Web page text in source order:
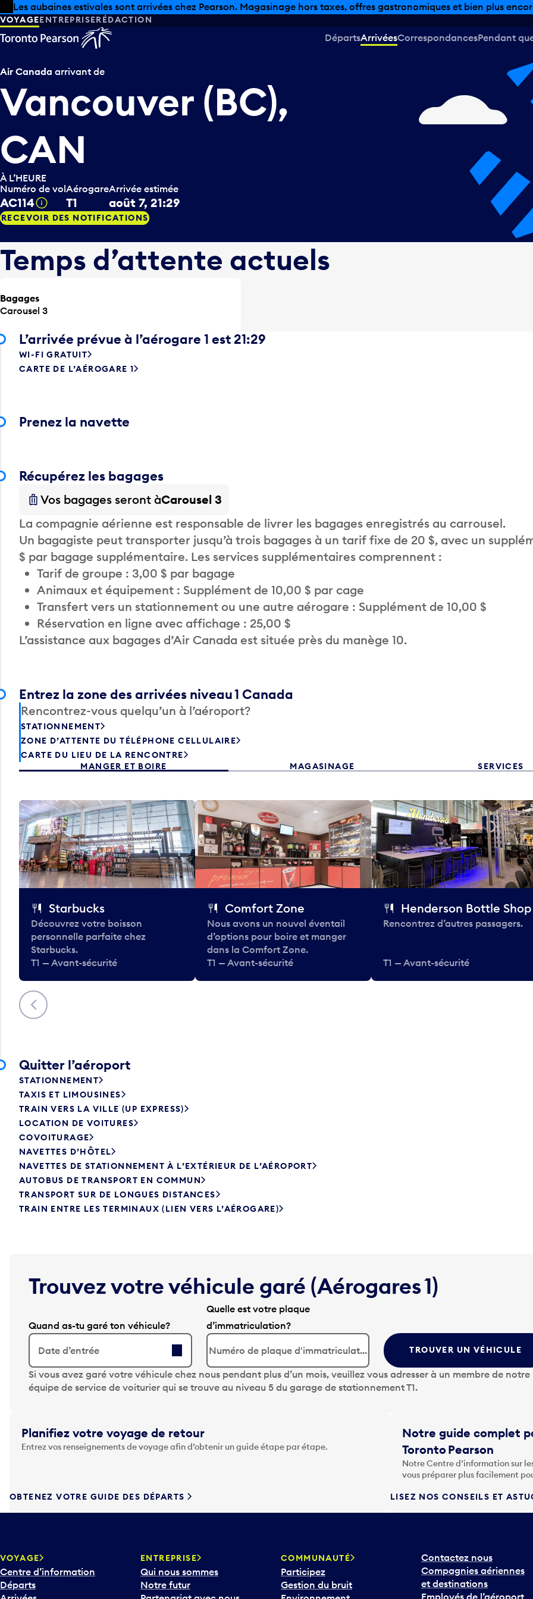
Skip to offers
Passer au contenu principal
Les aubaines estivales sont arrivées chez Pearson. Magasinage hors taxes, offres gastronomiques et bien plus
VOYAGEENTREPRISERÉDACTION
DépartsArrivéesCorrespondancesPendant
Air Canada arrivant de
Vancouver (BC),
CAN
À L’HEURE
Numéro de vol
AC114 Infobulle
Aérogare
T1
Arrivée estimée
août 7, 21:29
RECEVOIR DES NOTIFICATIONS
Temps d’attente actuels
Bagages
Carousel 3
L’arrivée prévue à l’aérogare 1 est 21:29
WI-FI GRATUIT
CARTE DE L’AÉROGARE 1
Prenez la navette
Récupérez les bagages
Vos bagages seront àCarousel 3
La compagnie aérienne est responsable de livrer les bagages enregistrés au carrousel.
Un bagagiste peut transporter jusqu’à trois bagages à un tarif fixe de 20 $, avec un
$ par bagage supplémentaire. Les services supplémentaires comprennent :
Tarif de groupe : 3,00 $ par bagage
Animaux et équipement : Supplément de 10,00 $ par cage
Transfert vers un stationnement ou une autre aérogare : Supplément de 10,00 $
Réservation en ligne avec affichage : 25,00 $
L’assistance aux bagages d’Air Canada est située près du manège 10.
Entrez la zone des arrivées niveau 1 Canada
Rencontrez-vous quelqu’un à l’aéroport?
STATIONNEMENT
ZONE D’ATTENTE DU TÉLÉPHONE CELLULAIRE
CARTE DU LIEU DE LA RENCONTRE
MANGER ET BOIRE
MAGASINAGE SERVICES
Précédent
Starbucks
Découvrez votre boisson
personnelle parfaite chez
Starbucks.
T1 — Avant-sécurité
Comfort Zone
Nous avons un nouvel éventail
d’options pour boire et manger
dans la Comfort Zone.
T1 — Avant-sécurité
Henderson Bottle Shop
Rencontrez d’autres passagers.
T1 — Avant-sécurité
Quitter l’aéroport
STATIONNEMENT
TAXIS ET LIMOUSINES
TRAIN VERS LA VILLE (UP EXPRESS)
LOCATION DE VOITURES
COVOITURAGE
NAVETTES D’HÔTEL
NAVETTES DE STATIONNEMENT À L’EXTÉRIEUR DE L’AÉROPORT
AUTOBUS DE TRANSPORT EN COMMUN
TRANSPORT SUR DE LONGUES DISTANCES
TRAIN ENTRE LES TERMINAUX (LIEN VERS L’AÉROGARE)
Trouvez votre véhicule garé (Aérogares 1)
Quand as-tu garé ton véhicule?
Date d’entrée
A
p
y
e
z
r
u
c
h
e
Quelle est votre plaque
d’immatriculation?
TROUVER UN VÉHICULE
Si vous avez garé votre véhicule chez nous pendant plus d’un mois, veuillez vous adresser à un membre de notre
équipe de service de voiturier qui se trouve au niveau 5 du garage de stationnement T1.
Planifiez votre voyage de retour
Entrez vos renseignements de voyage afin d’obtenir un guide étape par étape.
OBTENEZ VOTRE GUIDE DES DÉPARTS
Notre guide complet
Toronto Pearson
Notre Centre d’information sur
vous préparer plus facilement
LISEZ NOS CONSEILS ET
VOYAGE
Centre d’information
Départs
ENTREPRISE
Qui nous sommes
Notre futur
COMMUNAUTÉ
Participez
Gestion du bruit
Contactez nous
Compagnies aériennes
et destinations
Employés de l’aéroport